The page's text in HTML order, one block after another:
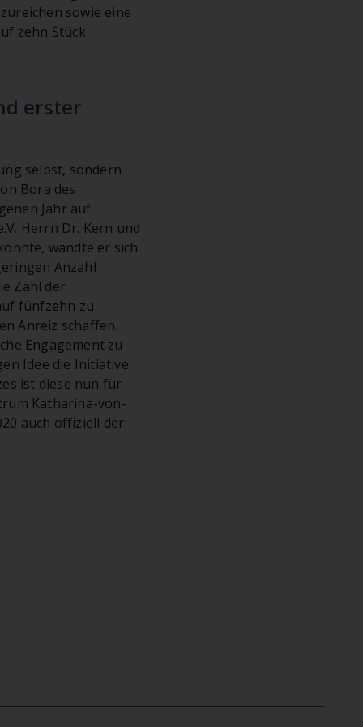
sowie eine
zehn Stück
erster
selbst, sondern
Bora des
Jahr auf
Herrn Dr. Kern und
wandte er sich
Anzahl
Zahl der
fünfzehn zu
Anreiz schaffen.
Engagement zu
Idee die Initiative
ist diese nun für
Katharina-von-
auch offiziell der